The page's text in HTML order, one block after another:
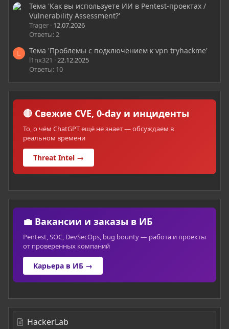
Тема 'Как вы используете ИИ в Pentest-проектах /
Vulnerability Assessment?'
Trager 12.07.2026
Ответы: 2
L Тема 'Проблемы с подключением к vpn tryhackme'
l1nx321
22.12.2025
Ответы: 10
🔴 Свежие CVE, 0-day и инциденты
То, о чём ChatGPT ещё не знает — обсуждаем в
реальном времени
Threat Intel →
💼 Вакансии и заказы в ИБ
Pentest, SOC, DevSecOps, bug bounty — работа и проекты
от проверенных компаний
Карьера в ИБ →
HackerLab